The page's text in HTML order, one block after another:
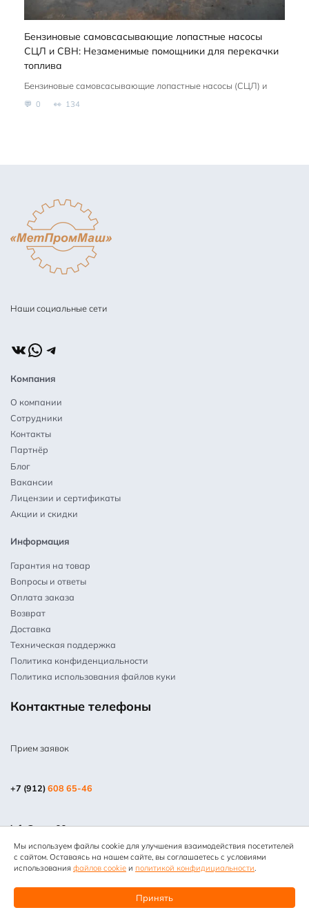
Бензиновые самовсасывающие лопастные насосы
СЦЛ и СВН: Незаменимые помощники для перекачки
топлива
Бензиновые самовсасывающие лопастные насосы (СЦЛ) и
0 134
Наши социальные сети
ВКонтакте
WhatsApp
Telegram
Компания
О компании
Сотрудники
Контакты
Партнёр
Блог
Вакансии
Лицензии и сертификаты
Акции и скидки
Информация
Гарантия на товар
Вопросы и ответы
Оплата заказа
Возврат
Доставка
Техническая поддержка
Политика конфиденциальности
Политика использования файлов куки
Контактные телефоны
Прием заявок
+7 (912)608 65-46
info@mpm66.ru
© 2013-2025 Все права защищены. Копирование информации
запрещено. Информация на сайте не является публичной
Мы используем файлы cookie для улучшения взаимодействия посетителей
с сайтом. Оставаясь на нашем сайте, вы соглашаетесь с условиями
использования файлов cookie и политикой конфидициальности.
Принять